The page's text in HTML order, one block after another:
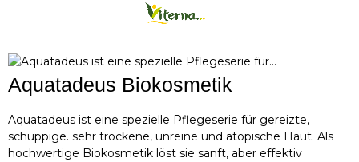
Aquatadeus Biokosmetik
Aquatadeus ist eine spezielle Pflegeserie für gereizte,
schuppige. sehr trockene, unreine und atopische Haut. Als
hochwertige Biokosmetik löst sie sanft, aber effektiv